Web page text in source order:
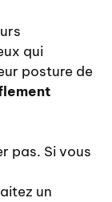
qui
posture de
pas. Si vous
un